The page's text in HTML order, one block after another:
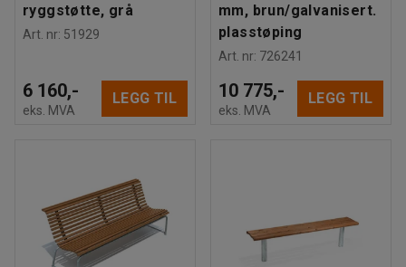
ryggstøtte, grå
Art. nr: 51929
6 160,-
eks. MVA
LEGG TIL
mm, brun/galvanisert.
plasstøping
Art. nr: 726241
10 775,-
eks. MVA
LEGG TIL